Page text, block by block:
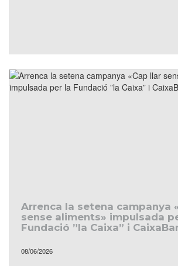
Arrenca la setena campanya
sense aliments» impulsada
Fundació ”la Caixa” i
08/06/2026